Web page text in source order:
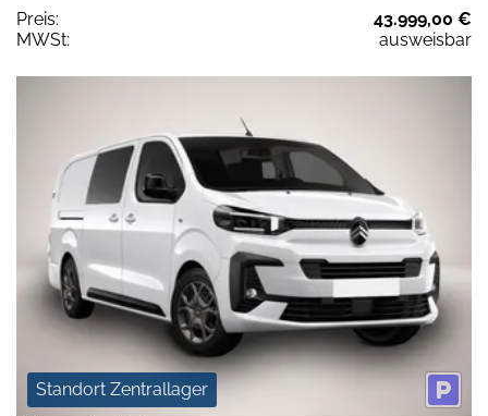
Preis:
43.999,00 €
MWSt:
ausweisbar
Standort Zentrallager